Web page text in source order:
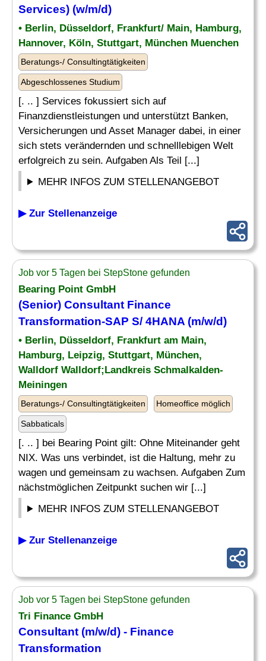
Services) (w/m/d)
• Berlin, Düsseldorf, Frankfurt/ Main, Hamburg,
Hannover, Köln, Stuttgart, München Muenchen
Beratungs-/ Consultingtätigkeiten
Abgeschlossenes Studium
[. .. ] Services fokussiert sich auf
Finanzdienstleistungen und unterstützt Banken,
Versicherungen und Asset Manager dabei, in einer
sich stets verändernden und schnelllebigen Welt
erfolgreich zu sein. Aufgaben Als Teil [...]
MEHR INFOS ZUM STELLENANGEBOT
▶ Zur Stellenanzeige
Job vor 5 Tagen bei StepStone gefunden
Bearing Point GmbH
(Senior) Consultant Finance
Transformation-SAP S/ 4HANA (m/w/d)
• Berlin, Düsseldorf, Frankfurt am Main,
Hamburg, Leipzig, Stuttgart, München,
Walldorf Walldorf;Landkreis Schmalkalden-
Meiningen
Beratungs-/ Consultingtätigkeiten Homeoffice möglich
Sabbaticals
[. .. ] bei Bearing Point gilt: Ohne Miteinander geht
NIX. Was uns verbindet, ist die Haltung, mehr zu
wagen und gemeinsam zu wachsen. Aufgaben Zum
nächstmöglichen Zeitpunkt suchen wir [...]
MEHR INFOS ZUM STELLENANGEBOT
▶ Zur Stellenanzeige
Job vor 5 Tagen bei StepStone gefunden
Tri Finance GmbH
Consultant (m/w/d) - Finance
Transformation